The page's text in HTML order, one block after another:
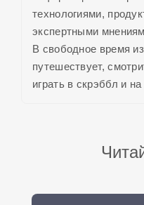
технологиями,
экспертными
В свободное время
путешествует,
играть в скрэббл и на